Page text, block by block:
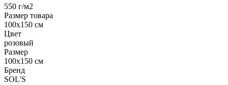
550 г/м2
Размер товара
100x150 см
Цвет
розовый
Размер
100x150 см
Бренд
SOL'S